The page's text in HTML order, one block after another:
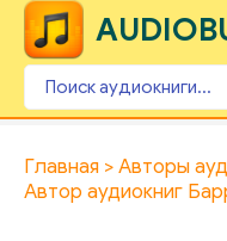
Главная
Авторы
Автор аудиокниг